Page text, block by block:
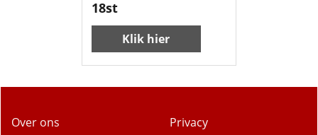
Kotex maxi normal
18st
Klik hier
Over ons
Privacy